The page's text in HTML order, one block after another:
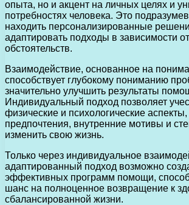
опыта, но и акцент на личных целях и
потребностях человека. Это
находить персонализированные
адаптировать подходы в зависимости
обстоятельств.
Взаимодействие, основанное на
способствует глубокому пониманию
значительно улучшить результаты
Индивидуальный подход позволяет
физические и психологические
предпочтения, внутренние мотивы и
изменить свою жизнь.
Только через индивидуальное
адаптированный подход возможно
эффективных программ помощи,
шанс на полноценное возвращение к
сбалансированной жизни.